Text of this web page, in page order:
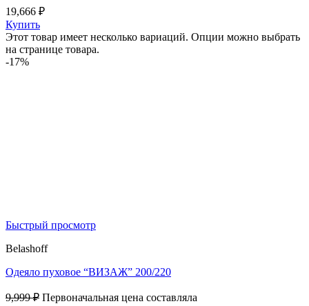
19,666 ₽
Купить
Этот товар имеет несколько вариаций. Опции можно выбрать
на странице товара.
-17%
Быстрый просмотр
Belashoff
Одеяло пуховое “ВИЗАЖ” 200/220
9,999₽ Первоначальная цена составляла